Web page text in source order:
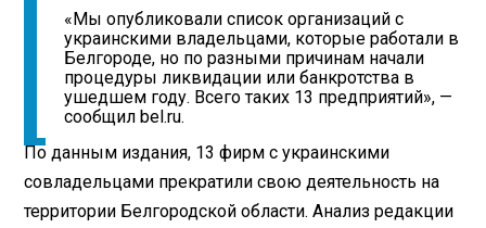
«Мы опубликовали список организаций с
украинскими владельцами, которые работали в
Белгороде, но по разными причинам начали
процедуры ликвидации или банкротства в
ушедшем году. Всего таких 13 предприятий», —
сообщил bel.ru.
По данным издания, 13 фирм с украинскими
совладельцами прекратили свою деятельность на
территории Белгородской области. Анализ редакции